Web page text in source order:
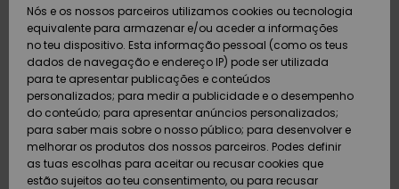
Calçado e
chinelos
Surfe/água
Snow
Calçado e
chinelos
Surfe/água
Neve
Highlights
Snow
SURF
Highlights
Community
SNOW
Criança
Snow Shop
Feminino
Highlights
DUPLA
PROMO
Outlet
Mulher
Pagamento
Cartão
presente
Quiksilver
Freedom
Nós e os nossos parceiros utilizamos cookies ou tecnologia
equivalente para armazenar e/ou aceder a informações
no teu dispositivo. Esta informação pessoal (como os teus
dados de navegação e endereço IP) pode ser utilizada
para te apresentar publicações e conteúdos
personalizados; para medir a publicidade e o desempenho
do conteúdo; para apresentar anúncios personalizados;
para saber mais sobre o nosso público; para desenvolver e
melhorar os produtos dos nossos parceiros. Podes definir
as tuas escolhas para aceitar ou recusar cookies que
estão sujeitos ao teu consentimento, ou para recusar